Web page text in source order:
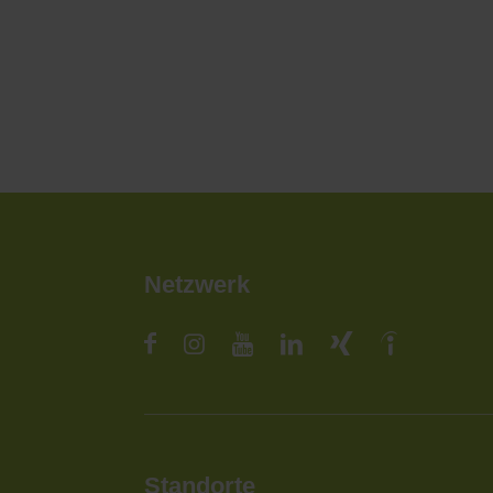
Netzwerk
Standorte